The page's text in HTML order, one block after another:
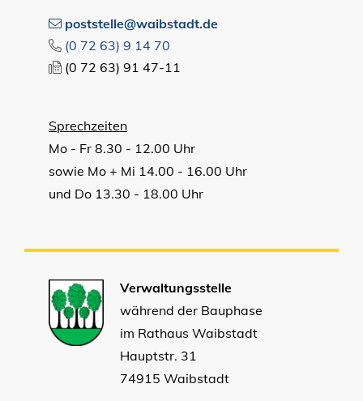
poststelle@waibstadt.de
(0 72 63) 9 14 70
(0 72 63) 91 47-11
Sprechzeiten
Mo - Fr 8.30 - 12.00 Uhr
sowie Mo + Mi 14.00 - 16.00 Uhr
und Do 13.30 - 18.00 Uhr
Verwaltungsstelle
während der Bauphase
im Rathaus Waibstadt
Hauptstr. 31
74915 Waibstadt